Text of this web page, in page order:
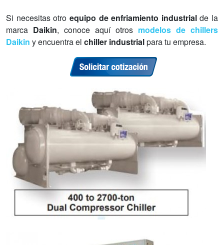
Si necesitas otro equipo de enfriamiento industrialde la
marca Daikin, conoce aquí otros modelos de chillers
Daikin y encuentra el chiller industrialpara tu empresa.